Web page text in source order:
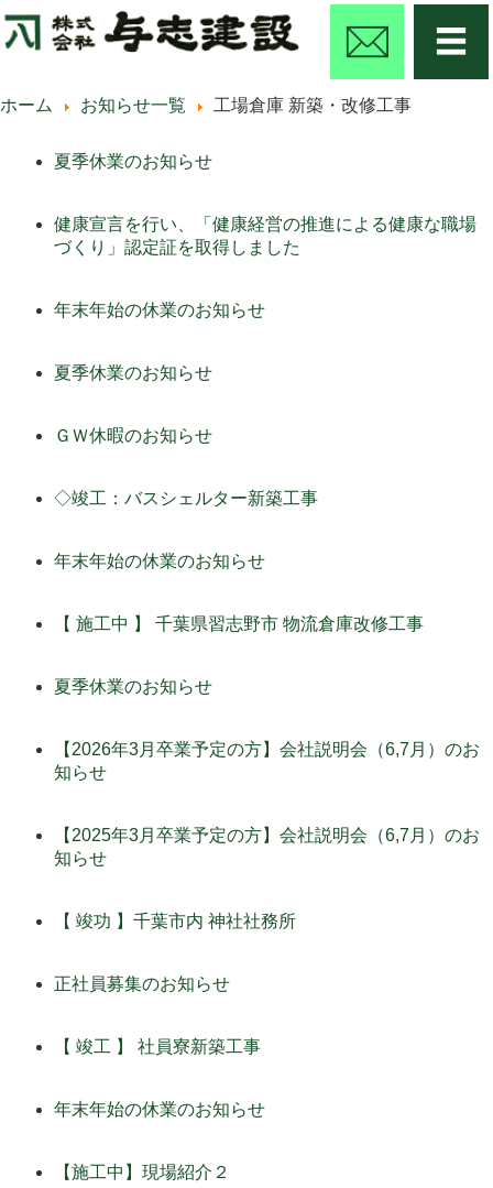
ホーム お知らせ一覧 工場倉庫 新築・改修工事
夏季休業のお知らせ
健康宣言を行い、「健康経営の推進による健康な職場
づくり」認定証を取得しました
年末年始の休業のお知らせ
夏季休業のお知らせ
ＧＷ休暇のお知らせ
◇竣工：バスシェルター新築工事
年末年始の休業のお知らせ
【 施工中 】 千葉県習志野市 物流倉庫改修工事
夏季休業のお知らせ
【2026年3月卒業予定の方】会社説明会（6,7月）のお
知らせ
【2025年3月卒業予定の方】会社説明会（6,7月）のお
知らせ
【 竣功 】千葉市内 神社社務所
正社員募集のお知らせ
【 竣工 】 社員寮新築工事
年末年始の休業のお知らせ
【施工中】現場紹介２